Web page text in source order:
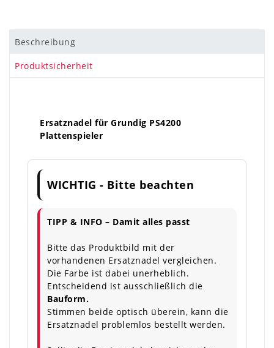
Beschreibung
Produktsicherheit
Ersatznadel für Grundig PS4200
Plattenspieler
WICHTIG - Bitte beachten
TIPP & INFO – Damit alles passt
Bitte das Produktbild mit der
vorhandenen Ersatznadel vergleichen.
Die Farbe ist dabei unerheblich.
Entscheidend ist ausschließlich die
Bauform.
Stimmen beide optisch überein, kann die
Ersatznadel problemlos bestellt werden.